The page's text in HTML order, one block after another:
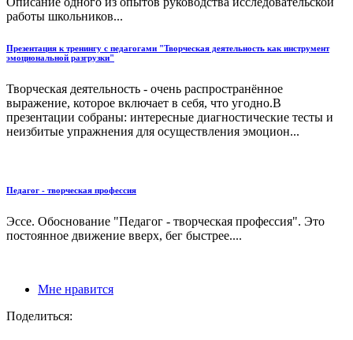
работы школьников...
Презентация к тренингу с педагогами "Творческая деятельность как инструмент
эмоциональной разгрузки"
Творческая деятельность - очень распространённое
выражение, которое включает в себя, что угодно.В
презентации собраны: интересные диагностические тесты и
неизбитые упражнения для осуществления эмоцион...
Педагог - творческая профессия
Эссе. Обоснование "Педагог - творческая профессия". Это
постоянное движение вверх, бег быстрее....
Мне нравится
Поделиться: